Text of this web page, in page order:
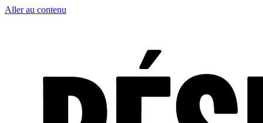
Aller au contenu